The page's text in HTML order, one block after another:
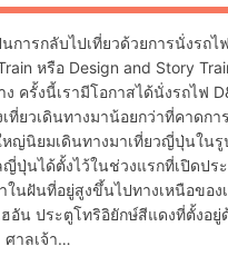
ารกลับไปเที่ยวด้วยการนั่งรถ
หรือ Design and Story
ครั้งนี้เรามีโอกาสได้นั่งรถไฟ
ที่ยวเดินทางมาน้อยกว่าที่คาด
นิยมเดินทางมาเที่ยวญี่ปุ่นในรู
นได้ตั้งไว้ในช่วงแรกที่เปิดปร
นฝันที่อยู่สูงขึ้นไปทางเหนือขอ
น ประตูโทริอิยักษ์สีแดงที่ตั้งอยู่
าลเจ้า…